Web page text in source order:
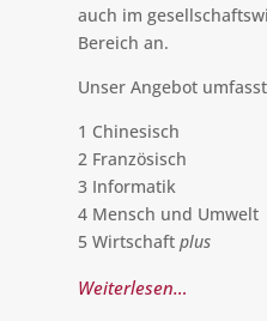
auch im
Bereich an.
Unser Angebot
1 Chinesisch
2 Französisch
3 Informatik
4 Mensch und Umwelt
5 Wirtschaft plus
Weiterlesen…